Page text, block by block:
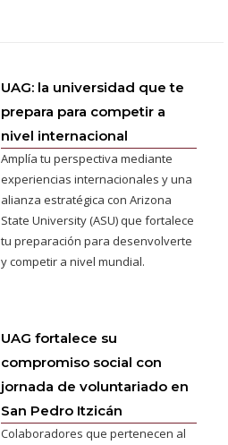
UAG: la universidad que te
prepara para competir a
nivel internacional
Amplía tu perspectiva mediante
experiencias internacionales y una
alianza estratégica con Arizona
State University (ASU) que fortalece
tu preparación para desenvolverte
y competir a nivel mundial.
UAG fortalece su
compromiso social con
jornada de voluntariado en
San Pedro Itzicán
Colaboradores que pertenecen al